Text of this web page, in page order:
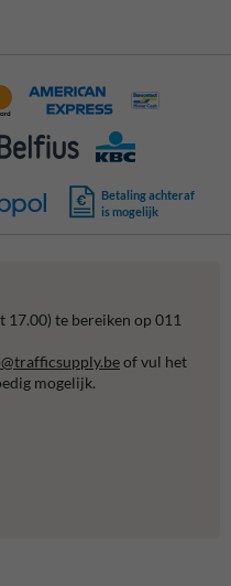
Betaling achteraf
is mogelijk
te bereiken op 011
of vul het
mogelijk.